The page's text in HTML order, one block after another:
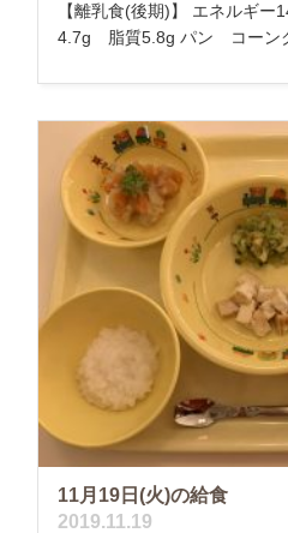
【離乳食(後期)】 エネルギ
4.7g 脂質5.8g パン コーン
11月19日(火)の給食
2019.11.19